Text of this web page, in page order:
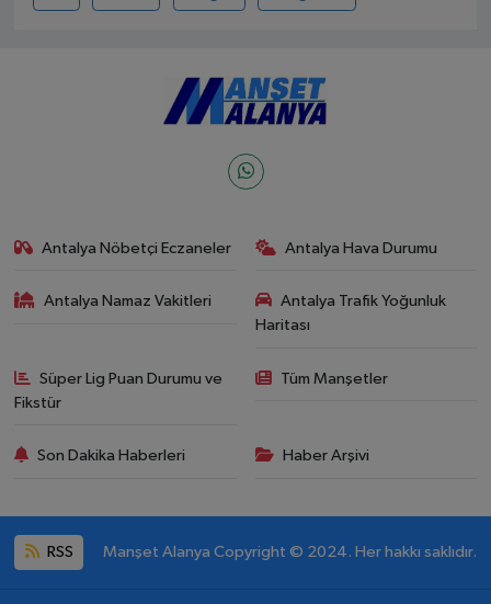
Antalya Nöbetçi Eczaneler Antalya Hava Durumu
Antalya Namaz Vakitleri
Antalya Trafik Yoğunluk
Haritası
Süper Lig Puan Durumu ve
Fikstür
Tüm Manşetler
Son Dakika Haberleri Haber Arşivi
RSS Manşet Alanya Copyright © 2024. Her hakkı saklıdır.